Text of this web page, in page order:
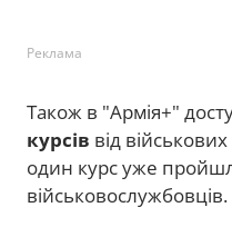
Реклама
Також в "Армія+"
курсів від
один курс уже
військовослужбовців.